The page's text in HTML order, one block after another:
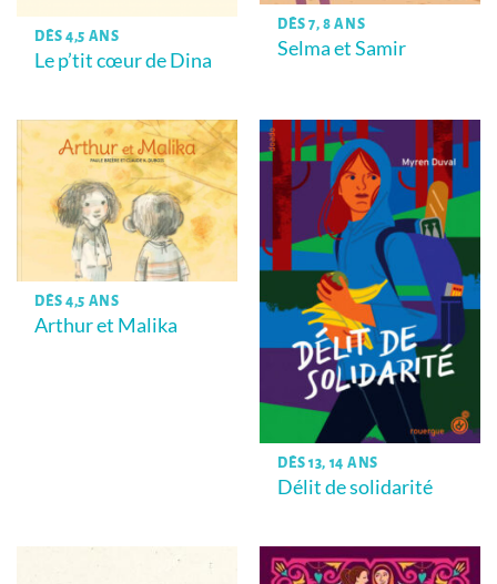
DÈS 4,5 ANS
Le p’tit cœur de Dina
DÈS 7, 8 ANS
Selma et Samir
DÈS 4,5 ANS
Arthur et Malika
DÈS 13, 14 ANS
Délit de solidarité